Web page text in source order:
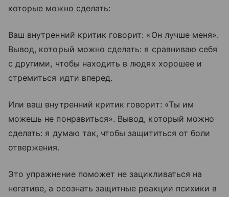
которые можно сделать:
Ваш внутренний критик говорит: «Он лучше меня».
Вывод, который можно сделать: я сравниваю себя
с другими, чтобы находить в людях хорошее и
стремиться идти вперед.
Или ваш внутренний критик говорит: «Ты им
можешь не понравиться». Вывод, который можно
сделать: я думаю так, чтобы защититься от боли
отвержения.
Это упражнение поможет не зацикливаться на
негативе, а осознать защитные реакции психики в